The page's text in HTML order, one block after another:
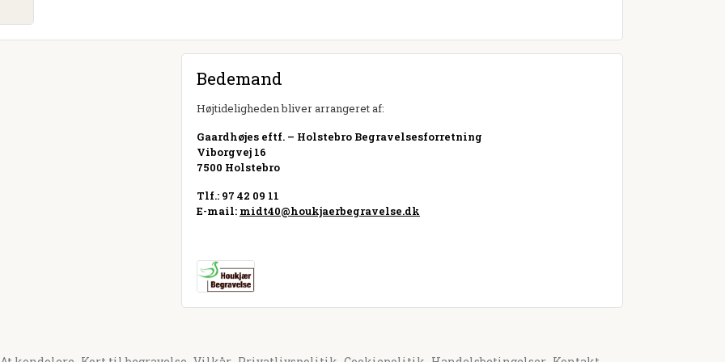
Bedemand
Højtideligheden bliver arrangeret af:
Gaardhøjes eftf. – Holstebro Begravelsesforretning
Viborgvej 16
7500 Holstebro
Tlf.: 97 42 09 11
E-mail: midt40@houkjaerbegravelse.dk